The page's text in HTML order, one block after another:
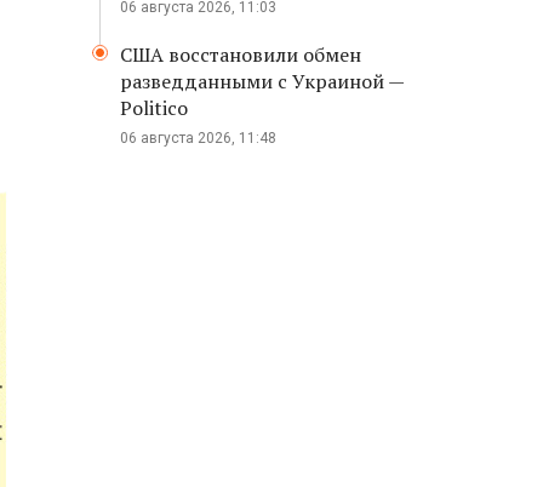
06 августа 2026, 11:03
США восстановили обмен
разведданными с Украиной —
Politico
06 августа 2026, 11:48